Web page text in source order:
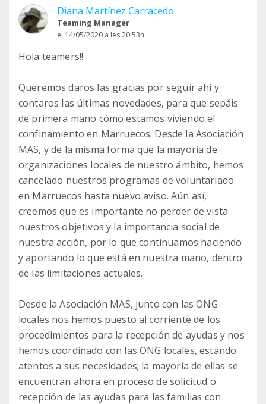
Diana Martínez Carracedo
Teaming Manager
el 14/05/2020 a les 20:53h
Hola teamers!!
Queremos daros las gracias por seguir ahí y
contaros las últimas novedades, para que sepáis
de primera mano cómo estamos viviendo el
confinamiento en Marruecos. Desde la Asociación
MAS, y de la misma forma que la mayoría de
organizaciones locales de nuestro ámbito, hemos
cancelado nuestros programas de voluntariado
en Marruecos hasta nuevo aviso. Aún así,
creemos que es importante no perder de vista
nuestros objetivos y la importancia social de
nuestra acción, por lo que continuamos haciendo
y aportando lo que está en nuestra mano, dentro
de las limitaciones actuales.
Desde la Asociación MAS, junto con las ONG
locales nos hemos puesto al corriente de los
procedimientos para la recepción de ayudas y nos
hemos coordinado con las ONG locales, estando
atentos a sus necesidades; la mayoría de ellas se
encuentran ahora en proceso de solicitud o
recepción de las ayudas para las familias con